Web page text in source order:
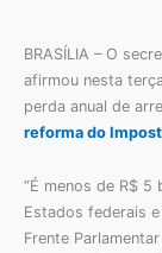
BRASÍLIA – O
afirmou nesta
perda anual de
reforma do
“É menos de R$
Estados federais
Frente